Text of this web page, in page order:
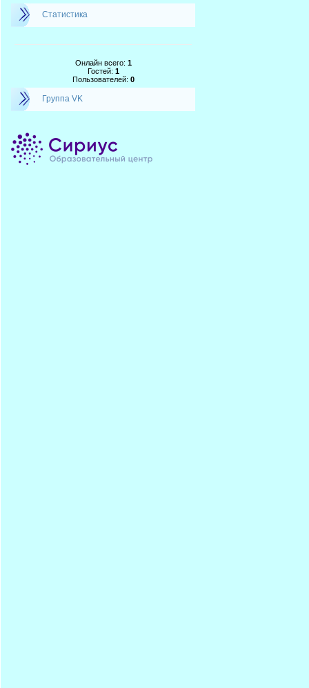
Статистика
Онлайн всего: 1
Гостей: 1
Пользователей: 0
Группа VK